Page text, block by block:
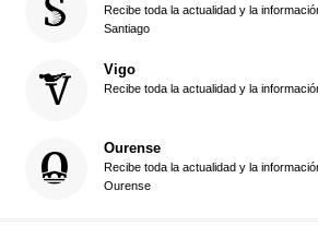
Recibe toda la actualidad y la
Santiago
Vigo
Recibe toda la actualidad y la
Ourense
Recibe toda la actualidad y la
Ourense